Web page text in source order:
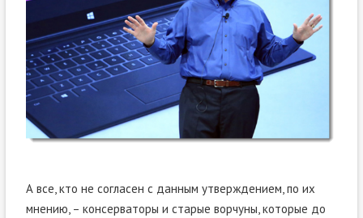
А все, кто не согласен с данным утверждением, по их
мнению, – консерваторы и старые ворчуны, которые до